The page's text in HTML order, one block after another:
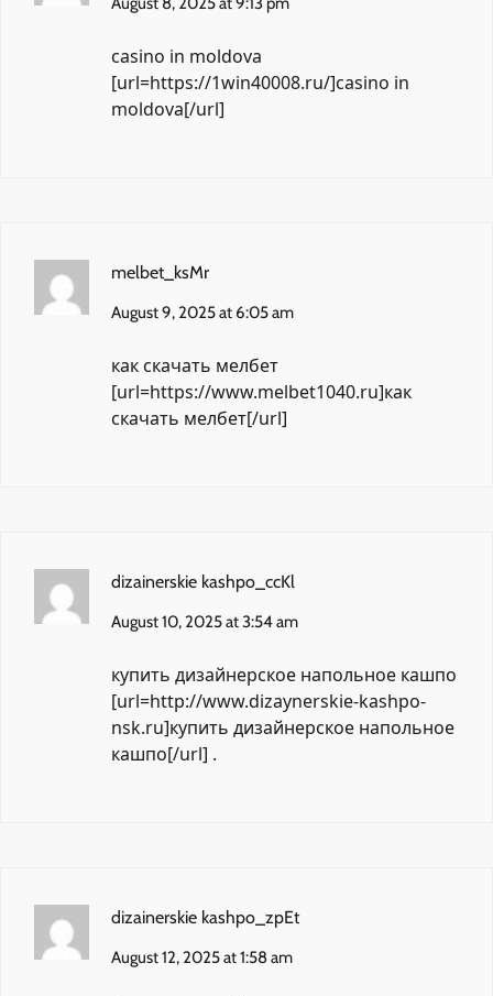
casino in moldova
[url=https://1win40008.ru/]casino in
moldova[/url]
melbet_ksMr
August 9, 2025 at 6:05 am
как скачать мелбет
[url=https://www.melbet1040.ru]как
скачать мелбет[/url]
dizainerskie kashpo_ccKl
August 10, 2025 at 3:54 am
купить дизайнерское напольное кашпо
[url=http://www.dizaynerskie-kashpo-
nsk.ru]купить дизайнерское напольное
кашпо[/url] .
dizainerskie kashpo_zpEt
August 12, 2025 at 1:58 am